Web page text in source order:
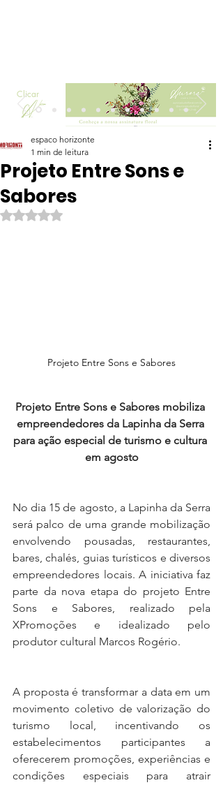
Clicar
Projeto Entre Sons e
Sabores
espaco horizonte
1 min de leitura
Avaliado com NaN de 5 estrelas.
Projeto Entre Sons e Sabores
Projeto Entre Sons e Sabores mobiliza
empreendedores da Lapinha da Serra
para ação especial de turismo e cultura
em agosto
No dia 15 de agosto, a Lapinha da Serra
será palco de uma grande mobilização
envolvendo pousadas, restaurantes,
bares, chalés, guias turísticos e diversos
empreendedores locais. A iniciativa faz
parte da nova etapa do projeto Entre
Sons e Sabores, realizado pela
XPromoções e idealizado pelo
produtor cultural Marcos Rogério.
A proposta é transformar a data em um
movimento coletivo de valorização do
turismo local, incentivando os
estabelecimentos participantes a
oferecerem promoções, experiências e
condições especiais para atrair